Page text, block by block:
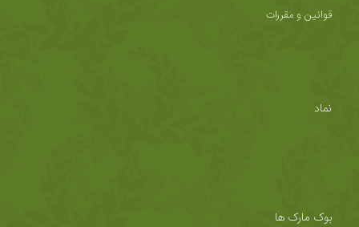
قوانین و مقررات
نماد
بوک مارک ها